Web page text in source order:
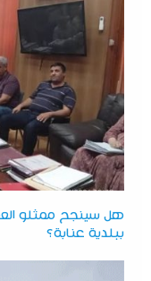
هل سينجح ممثلو
ببلدية عنابة؟